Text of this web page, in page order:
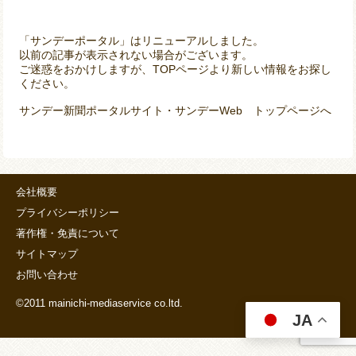
「サンデーポータル」はリニューアルしました。
以前の記事が表示されない場合がございます。
ご迷惑をおかけしますが、TOPページより新しい情報をお探し
ください。
サンデー新聞ポータルサイト・サンデーWeb トップページへ
会社概要
プライバシーポリシー
著作権・免責について
サイトマップ
お問い合わせ
©2011 mainichi-mediaservice co.ltd.
JA